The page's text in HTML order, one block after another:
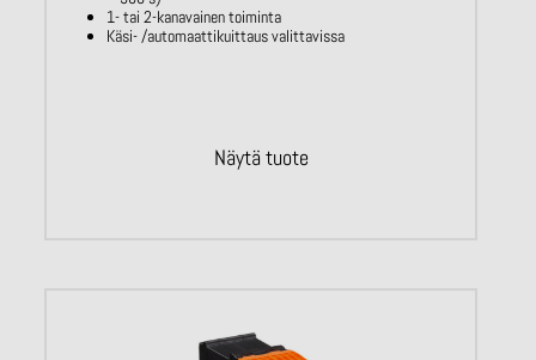
1- tai 2-kanavainen toiminta
Käsi- /automaattikuittaus valittavissa
Näytä tuote